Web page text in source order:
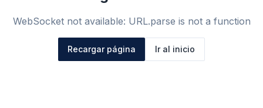
WebSocket not available: URL.parse is not a function
Recargar página Ir al inicio